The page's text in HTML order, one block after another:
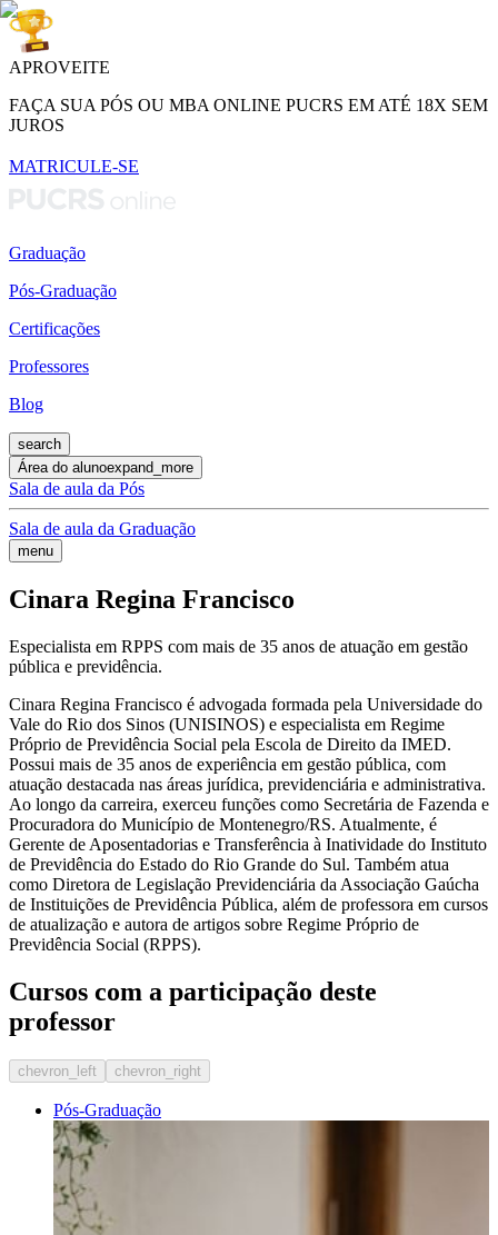
APROVEITE
FAÇA SUA PÓS OU MBA ONLINE PUCRS EM ATÉ 18X SEM
JUROS
MATRICULE-SE
Graduação
Pós-Graduação
Certificações
Professores
Blog
search
Área do alunoexpand_more
Sala de aula da Pós
Sala de aula da Graduação
menu
Cinara Regina Francisco
Especialista em RPPS com mais de 35 anos de atuação em gestão
pública e previdência.
Cinara Regina Francisco é advogada formada pela Universidade do
Vale do Rio dos Sinos (UNISINOS) e especialista em Regime
Próprio de Previdência Social pela Escola de Direito da IMED.
Possui mais de 35 anos de experiência em gestão pública, com
atuação destacada nas áreas jurídica, previdenciária e administrativa.
Ao longo da carreira, exerceu funções como Secretária de Fazenda e
Procuradora do Município de Montenegro/RS. Atualmente, é
Gerente de Aposentadorias e Transferência à Inatividade do Instituto
de Previdência do Estado do Rio Grande do Sul. Também atua
como Diretora de Legislação Previdenciária da Associação Gaúcha
de Instituições de Previdência Pública, além de professora em cursos
de atualização e autora de artigos sobre Regime Próprio de
Previdência Social (RPPS).
Cursos com a participação deste
professor
chevron_left chevron_right
Pós-Graduação